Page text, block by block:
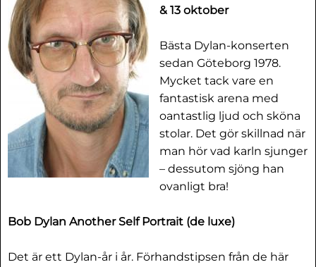
& 13 oktober
Bästa Dylan-konserten
sedan Göteborg 1978.
Mycket tack vare en
fantastisk arena med
oantastlig ljud och sköna
stolar. Det gör skillnad när
man hör vad karln sjunger
– dessutom sjöng han
ovanligt bra!
Bob Dylan Another Self Portrait (de luxe)
Det är ett Dylan-år i år. Förhandstipsen från de här